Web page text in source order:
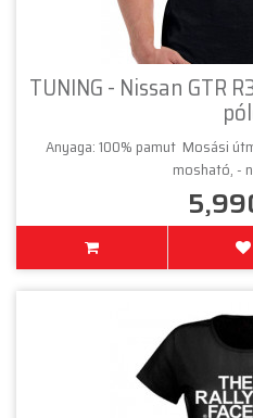
TUNING - Nissan GTR
Anyaga: 100% pamut Mosási
mosható, -